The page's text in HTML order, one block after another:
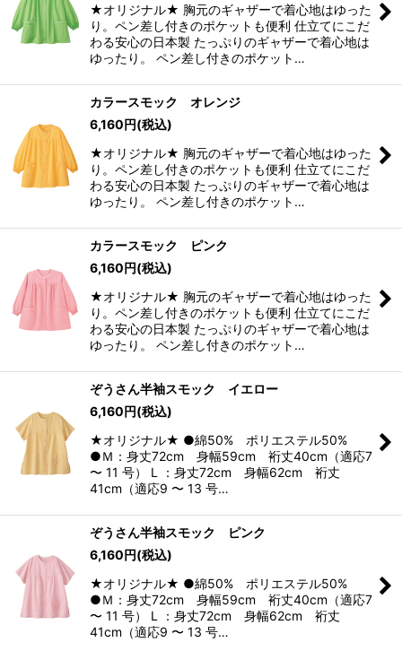
★オリジナル★ 胸元のギャザーで着心地はゆった
り。ペン差し付きのポケットも便利 仕立てにこだ
わる安心の日本製 たっぷりのギャザーで着心地は
ゆったり。 ペン差し付きのポケット…
カラースモック オレンジ
6,160円(税込)
★オリジナル★ 胸元のギャザーで着心地はゆった
り。ペン差し付きのポケットも便利 仕立てにこだ
わる安心の日本製 たっぷりのギャザーで着心地は
ゆったり。 ペン差し付きのポケット…
カラースモック ピンク
6,160円(税込)
★オリジナル★ 胸元のギャザーで着心地はゆった
り。ペン差し付きのポケットも便利 仕立てにこだ
わる安心の日本製 たっぷりのギャザーで着心地は
ゆったり。 ペン差し付きのポケット…
ぞうさん半袖スモック イエロー
6,160円(税込)
★オリジナル★ ●綿50% ポリエステル50%
●Ｍ：身丈72cm 身幅59cm 裄丈40cm（適応7
〜 11 号） L ：身丈72cm 身幅62cm 裄丈
41cm（適応9 〜 13 号…
ぞうさん半袖スモック ピンク
6,160円(税込)
★オリジナル★ ●綿50% ポリエステル50%
●Ｍ：身丈72cm 身幅59cm 裄丈40cm（適応7
〜 11 号） L ：身丈72cm 身幅62cm 裄丈
41cm（適応9 〜 13 号…